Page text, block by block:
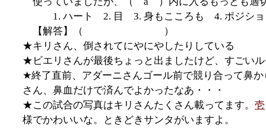
1. ハート 2. 目 3. 身もこころも 4. ポジショ
【解答】（
）
★キリさん、倒されてにやにやしたりしている
★ビエリさんが最後ちょっと出ましたけど、すごい
★終了直前、アダーニさんゴール前で競り合って鼻
さん、鼻血だけで済んでよかったなあ・・・
★この試合の写真はキリさんたくさん載ってます。 壱
様でかわいいな。ときどきサンタがいますよ。